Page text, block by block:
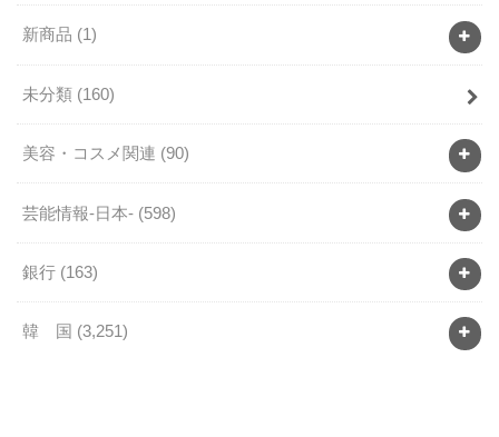
新商品 (1)
未分類 (160)
美容・コスメ関連 (90)
芸能情報-日本- (598)
銀行 (163)
韓 国 (3,251)